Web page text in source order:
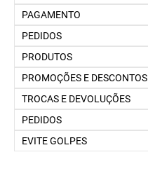
PAGAMENTO
PEDIDOS
PRODUTOS
PROMOÇÕES E DESCONTOS
TROCAS E DEVOLUÇÕES
PEDIDOS
EVITE GOLPES